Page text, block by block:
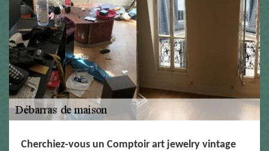
Cherchiez-vous un Comptoir art jewelry vintage